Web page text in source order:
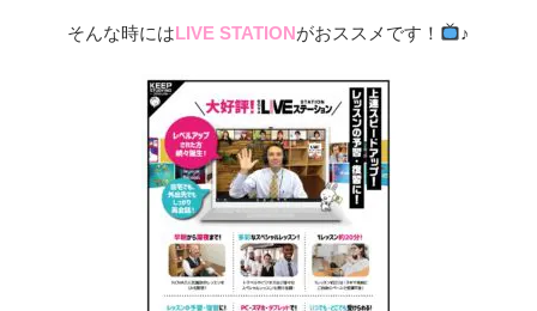
そんな時にはLIVE STATIONがおススメです！ ♪